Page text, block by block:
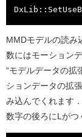
MMDモデルの読み
数にはモーション
“モデルデータの拡
ションデータの拡
み込んでくれます．
数字の後ろにLがつ